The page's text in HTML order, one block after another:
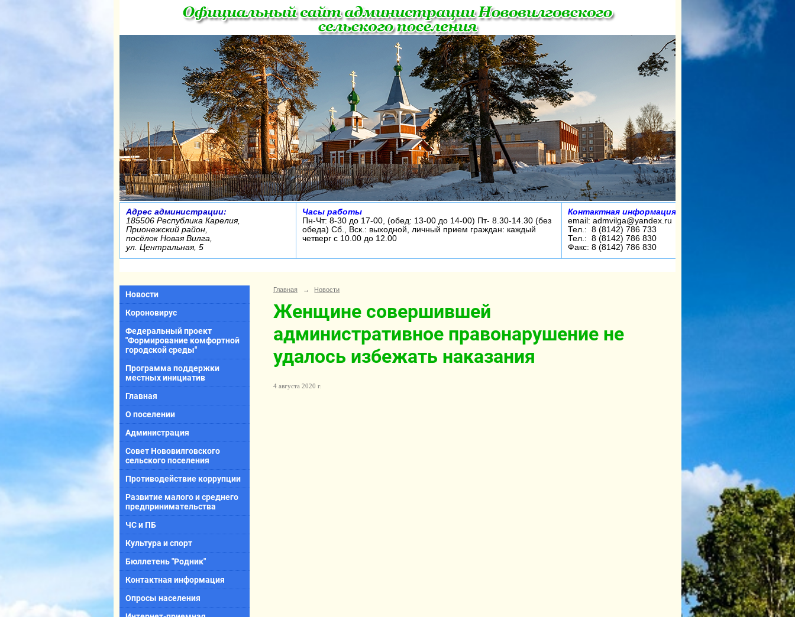
Адрес администрации:
185506 Республика Карелия,
Прионежский район,
посёлок Новая Вилга,
ул. Центральная, 5
Часы работы
Пн-Чт: 8-30 до 17-00, (обед: 13-00 до 14-00) Пт- 8.30-14.30 (без
обеда) Сб., Вск.: выходной, личный прием граждан: каждый
четверг с 10.00 до 12.00
Контактная информация:
email: admvilga@yandex.ru
Тел.: 8 (8142) 786 733
Тел.: 8 (8142) 786 830
Факс: 8 (8142) 786 830
Новости
Короновирус
Федеральный проект
"Формирование комфортной
городской среды"
Программа поддержки
местных инициатив
Главная
О поселении
Администрация
Совет Нововилговского
сельского поселения
Противодействие коррупции
Развитие малого и среднего
предпринимательства
ЧС и ПБ
Культура и спорт
Бюллетень "Родник"
Контактная информация
Опросы населения
Главная → Новости
Женщине совершившей
административное правонарушение не
удалось избежать наказания
4 августа 2020 г.